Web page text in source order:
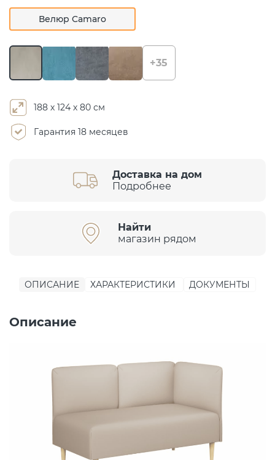
Велюр Camaro
+35
188 х 124 х 80 см
Гарантия 18 месяцев
Доставка на дом
Подробнее
Найти
магазин рядом
ОПИСАНИЕ ХАРАКТЕРИСТИКИ ДОКУМЕНТЫ
Описание